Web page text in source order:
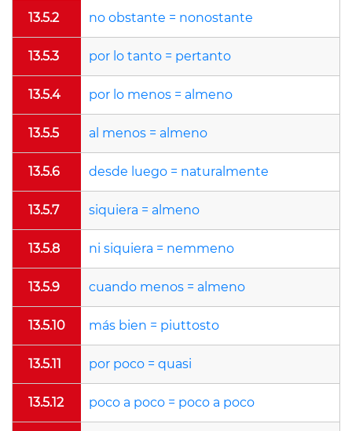
13.5.2 no obstante = nonostante
13.5.3 por lo tanto = pertanto
13.5.4 por lo menos = almeno
13.5.5 al menos = almeno
13.5.6 desde luego = naturalmente
13.5.7 siquiera = almeno
13.5.8 ni siquiera = nemmeno
13.5.9 cuando menos = almeno
13.5.10 más bien = piuttosto
13.5.11 por poco = quasi
13.5.12 poco a poco = poco a poco